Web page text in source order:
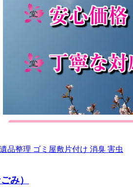
遺品整理 ゴミ屋敷片付け 消臭 害虫
み）